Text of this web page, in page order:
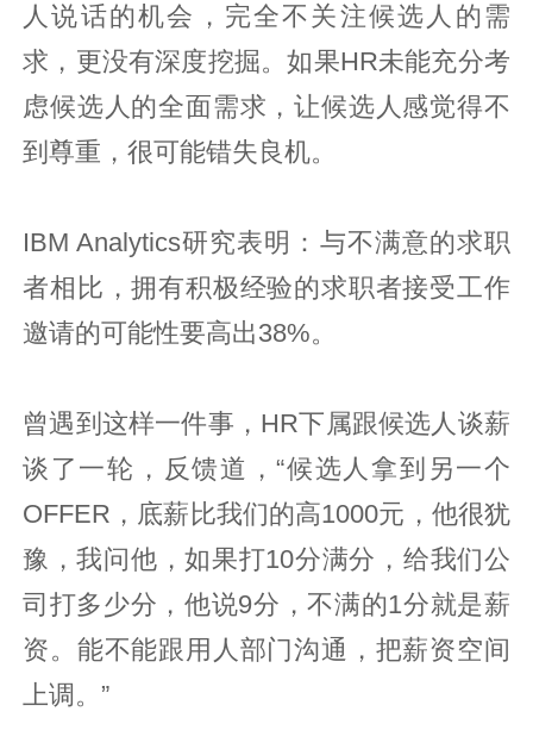
人说话的机会，完全不关注候选人的需
求，更没有深度挖掘。如果HR未能充分考
虑候选人的全面需求，让候选人感觉得不
到尊重，很可能错失良机。
IBM Analytics研究表明：与不满意的求职
者相比，拥有积极经验的求职者接受工作
邀请的可能性要高出38%。
曾遇到这样一件事，HR下属跟候选人谈薪
谈了一轮，反馈道，“候选人拿到另一个
OFFER，底薪比我们的高1000元，他很犹
豫，我问他，如果打10分满分，给我们公
司打多少分，他说9分，不满的1分就是薪
资。能不能跟用人部门沟通，把薪资空间
上调。”